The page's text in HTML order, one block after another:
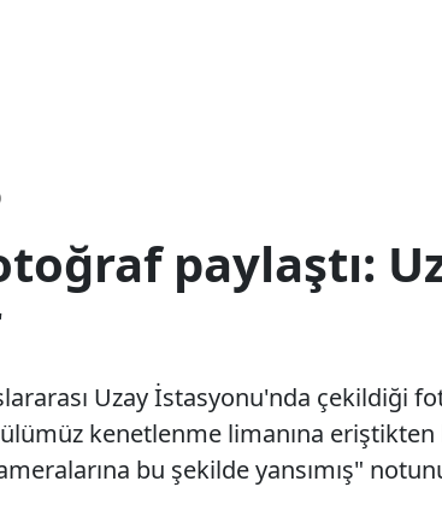
paylaştı:
Uzay İstasyonu'nda çekildiği
kenetlenme limanına
bu şekilde yansımış"